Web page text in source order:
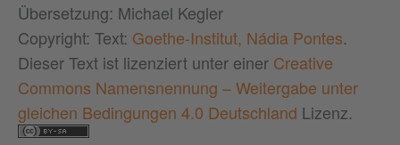
Übersetzung: Michael Kegler
Copyright: Text: Goethe-Institut, Nádia Pontes.
Dieser Text ist lizenziert unter einer Creative
Commons Namensnennung – Weitergabe unter
gleichen Bedingungen 4.0 Deutschland Lizenz.